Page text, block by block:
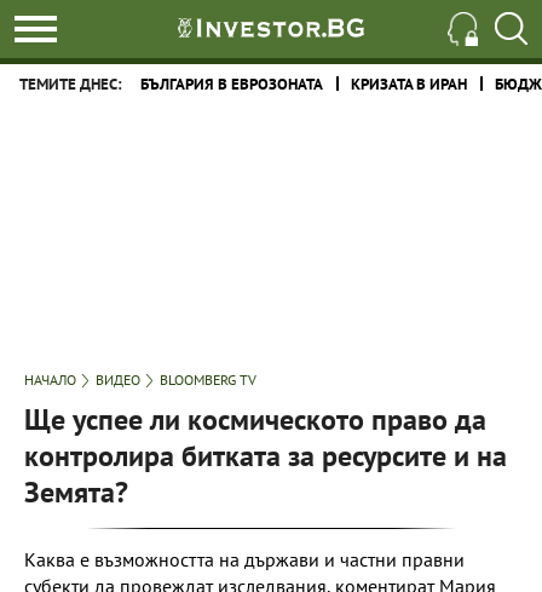
ТЕМИТЕ ДНЕС: БЪЛГАРИЯ В ЕВРОЗОНАТА КРИЗАТА В ИРАН
НАЧАЛО ВИДЕО BLOOMBERG TV
Ще успее ли космическото право да
контролира битката за ресурсите и на
Земята?
Каква е възможността на държави и частни правни
субекти да провеждат изследвания, коментират Мария